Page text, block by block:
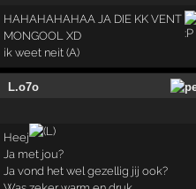
HAHAHAHAHAA JA DIE KK VENT
MONGOOL XD
ik weet neit (A)
L.o7o
Heej
Ja met jou?
Ja vond het wel gezellig jij ook?